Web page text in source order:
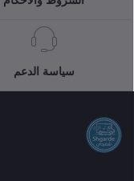
سياسة الدعم